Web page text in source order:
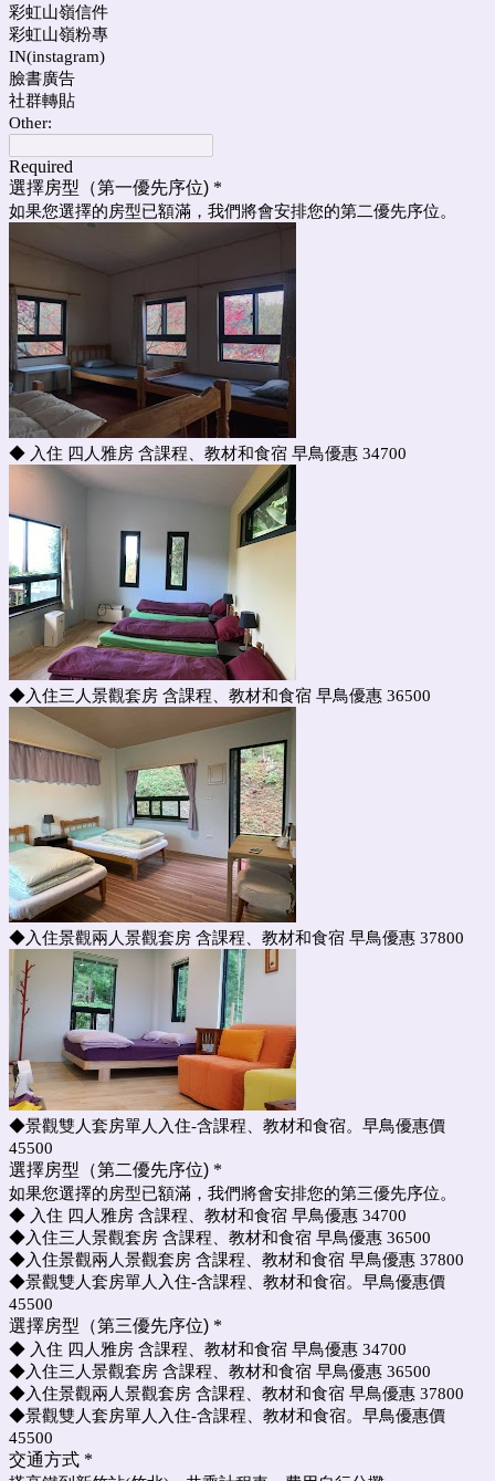
彩虹山嶺信件
彩虹山嶺粉專
IN(instagram)
臉書廣告
社群轉貼
Other:
Required
選擇房型（第一優先序位) *
如果您選擇的房型已額滿，我們將會安排您的第二優先序位。
◆ 入住 四人雅房 含課程、教材和食宿 早鳥優惠 34700
◆入住三人景觀套房 含課程、教材和食宿 早鳥優惠 36500
◆入住景觀兩人景觀套房 含課程、教材和食宿 早鳥優惠 37800
◆景觀雙人套房單人入住-含課程、教材和食宿。早鳥優惠價
45500
選擇房型（第二優先序位) *
如果您選擇的房型已額滿，我們將會安排您的第三優先序位。
◆ 入住 四人雅房 含課程、教材和食宿 早鳥優惠 34700
◆入住三人景觀套房 含課程、教材和食宿 早鳥優惠 36500
◆入住景觀兩人景觀套房 含課程、教材和食宿 早鳥優惠 37800
◆景觀雙人套房單人入住-含課程、教材和食宿。早鳥優惠價
45500
選擇房型（第三優先序位) *
◆ 入住 四人雅房 含課程、教材和食宿 早鳥優惠 34700
◆入住三人景觀套房 含課程、教材和食宿 早鳥優惠 36500
◆入住景觀兩人景觀套房 含課程、教材和食宿 早鳥優惠 37800
◆景觀雙人套房單人入住-含課程、教材和食宿。早鳥優惠價
45500
交通方式 *